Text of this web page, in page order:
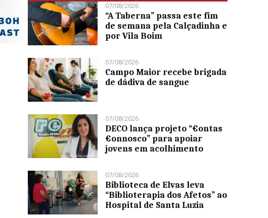
07/08/2026
“A Taberna” passa este fim
de semana pela Calçadinha e
por Vila Boim
07/08/2026
Campo Maior recebe brigada
de dádiva de sangue
07/08/2026
DECO lança projeto “€ontas
€onnosco” para apoiar
jovens em acolhimento
07/08/2026
Biblioteca de Elvas leva
“Biblioterapia dos Afetos” ao
Hospital de Santa Luzia